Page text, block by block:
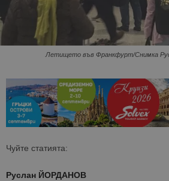
Летището във Франкфурт/Снимка
Чуйте статията:
Руслан ЙОРДАНОВ